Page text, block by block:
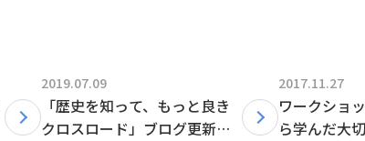
2019.07.09
「歴史を知って、もっと良き
クロスロード」ブログ更新し
2017.11.27
ワークショ
ら学んだ大